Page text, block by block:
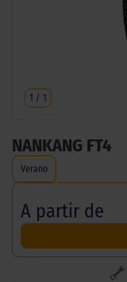
1 / 1
NANKANG FT4
Verano
A partir de